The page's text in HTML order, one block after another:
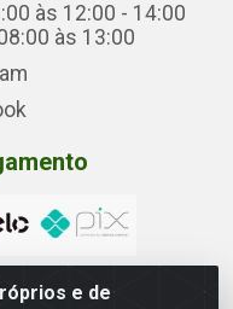
e de
às 12:00 - 14:00
às 13:00